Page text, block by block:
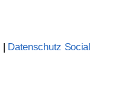
| Datenschutz Social